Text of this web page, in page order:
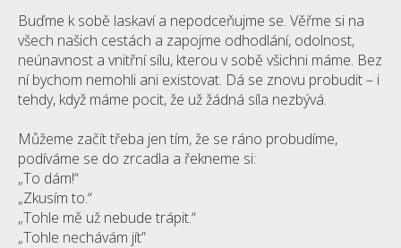
Buďme k sobě laskaví a nepodceňujme se. Věřme si na
všech našich cestách a zapojme odhodlání, odolnost,
neúnavnost a vnitřní sílu, kterou v sobě všichni máme. Bez
ní bychom nemohli ani existovat. Dá se znovu probudit – i
tehdy, když máme pocit, že už žádná síla nezbývá.
Můžeme začít třeba jen tím, že se ráno probudíme,
podíváme se do zrcadla a řekneme si:
„To dám!“
„Zkusím to.“
„Tohle mě už nebude trápit.“
„Tohle nechávám jít”